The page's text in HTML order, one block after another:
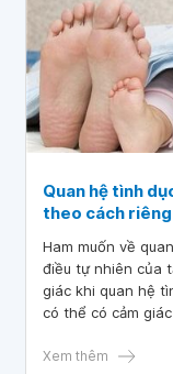
Quan hệ tình
theo cách
Ham muốn về
điều tự nhiên của
giác khi quan hệ
có thể có cảm
sau khi sinh, hãy
Xem thêm